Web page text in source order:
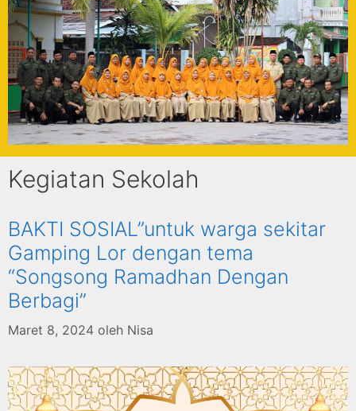
Kegiatan Sekolah
BAKTI SOSIAL”untuk warga sekitar
Gamping Lor dengan tema
“Songsong Ramadhan Dengan
Berbagi”
Maret 8, 2024 oleh Nisa